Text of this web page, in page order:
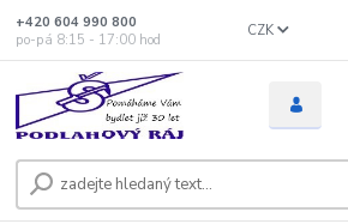
CZK
+420 604 990 800
po-pá 8:15 - 17:00 hod